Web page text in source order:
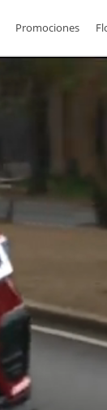
Promociones